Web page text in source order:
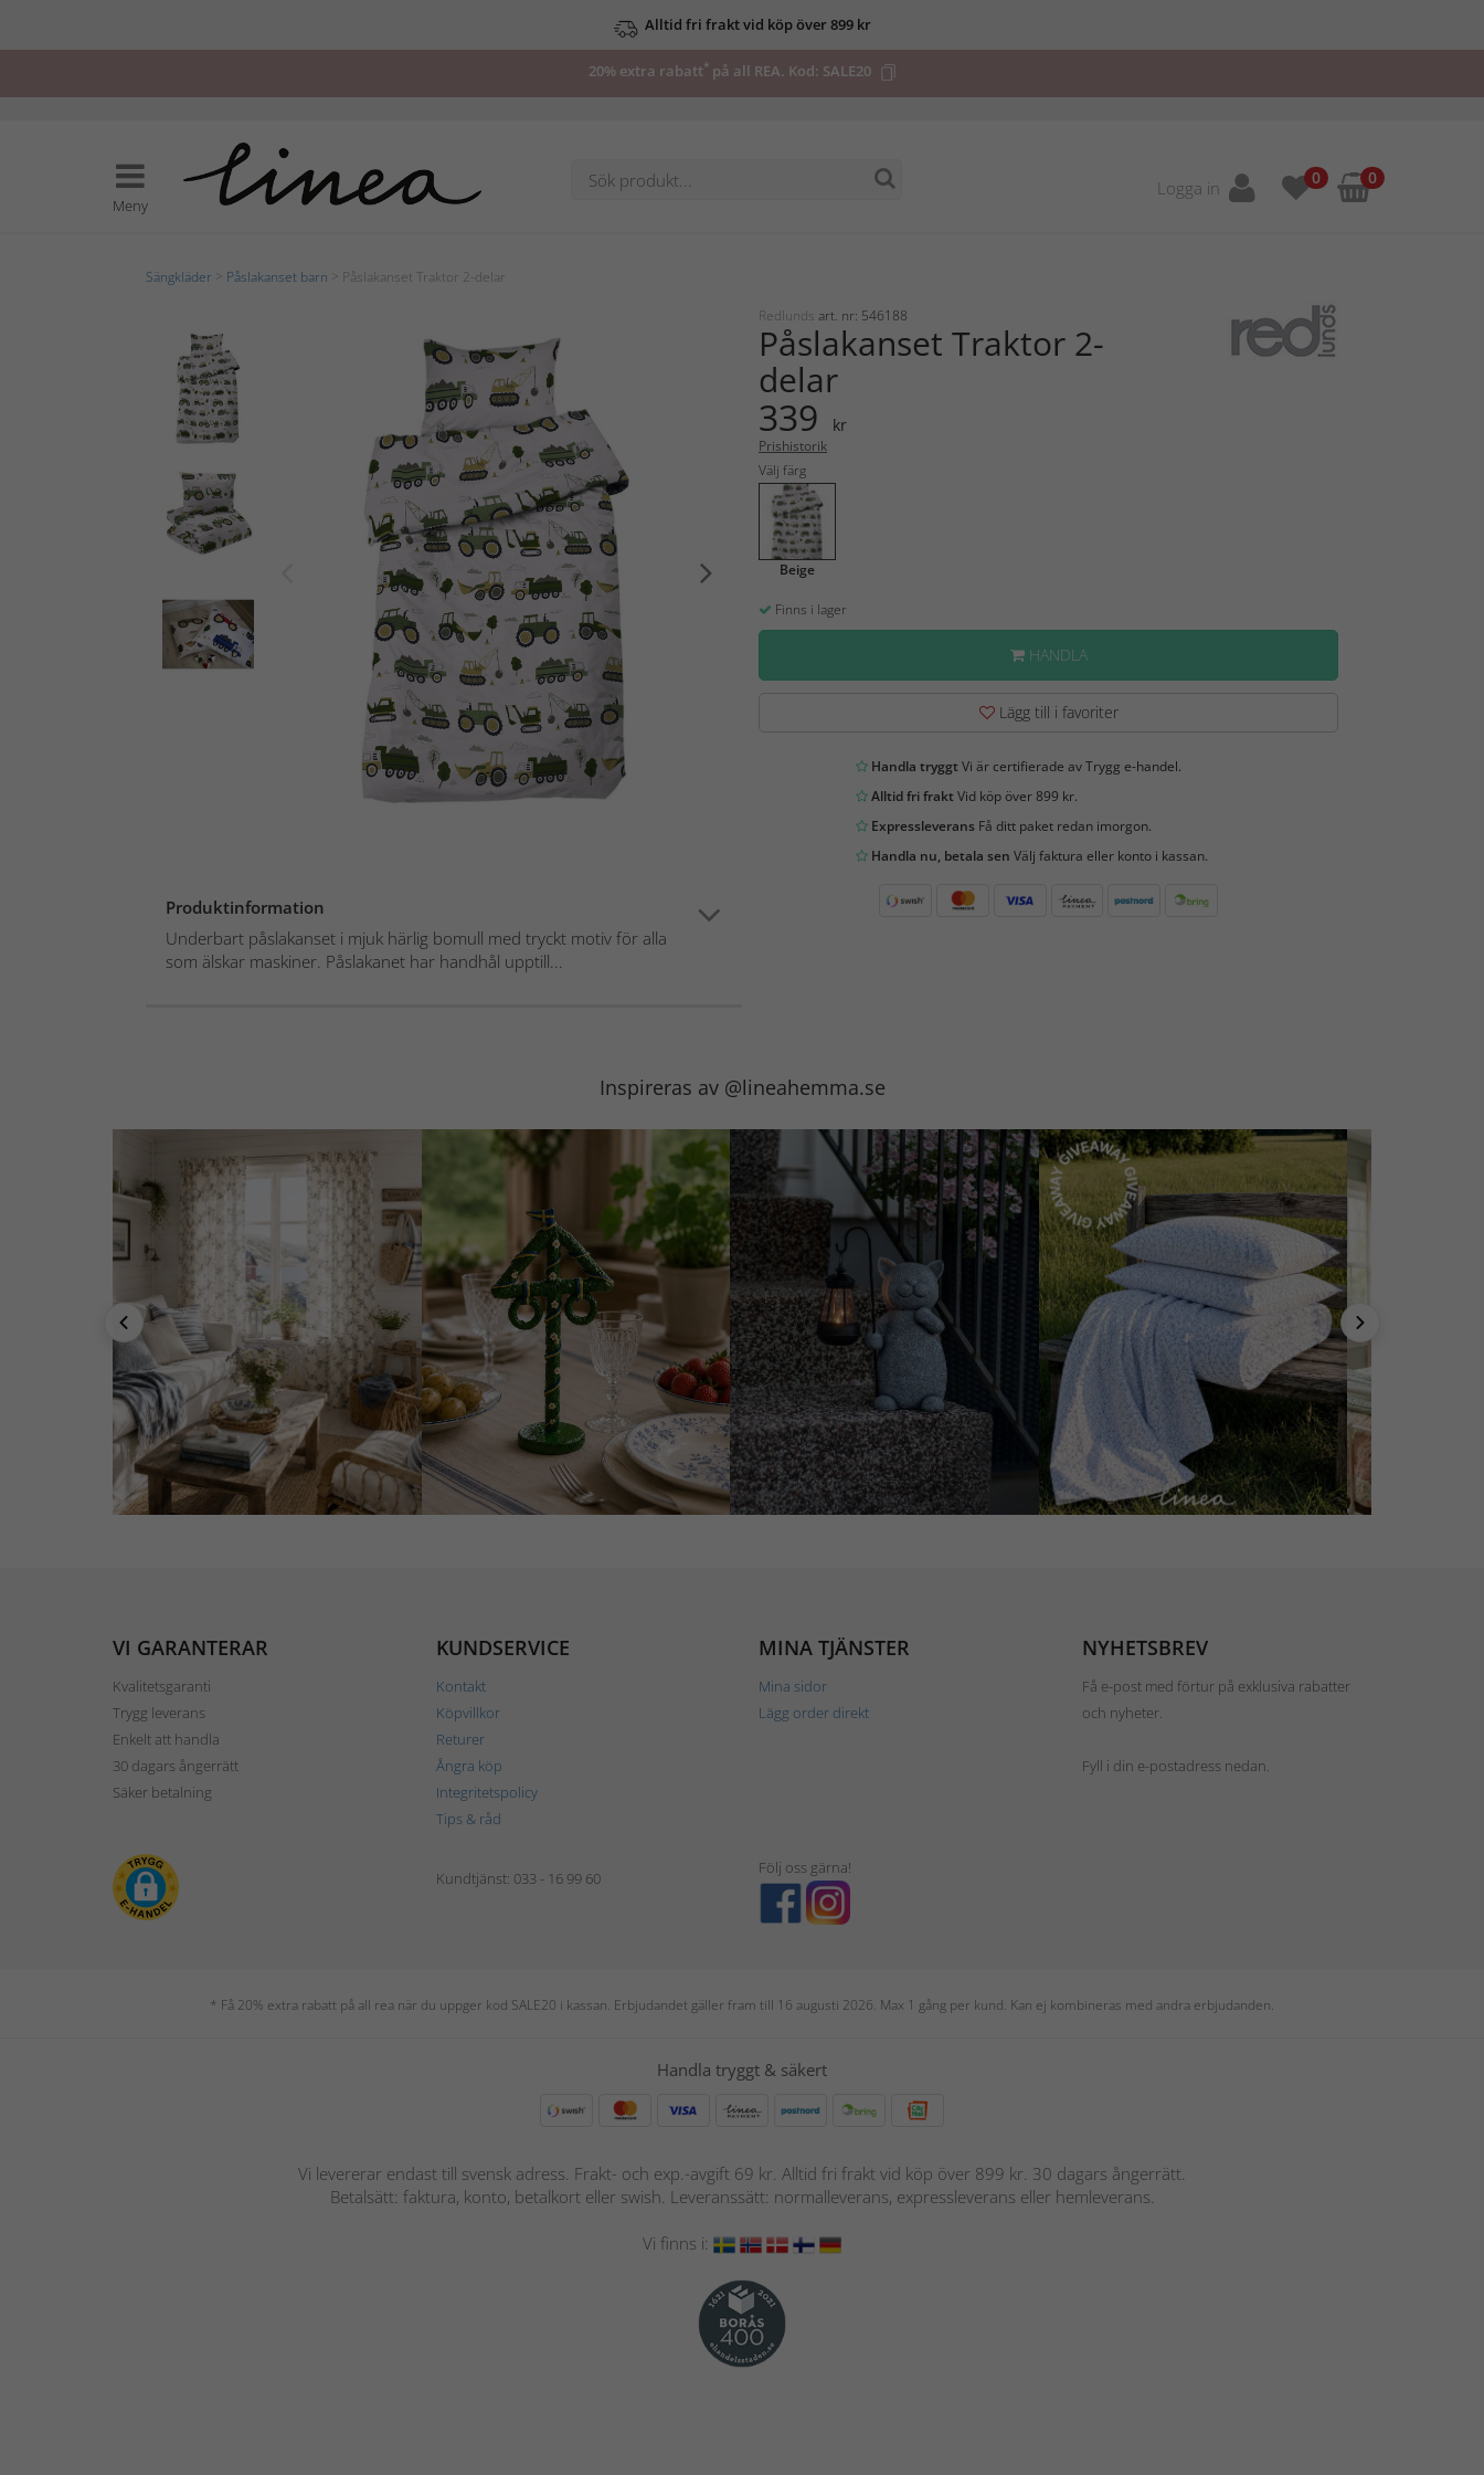
Alltid fri frakt vid köp över 899 kr
20% extra rabatt*på all REA. Kod: SALE20
Meny
Logga in 0 0
Sängkläder Påslakanset barn > Påslakanset Traktor 2-delar
Produktinformation
Underbart påslakanset i mjuk härlig bomull med tryckt motiv för alla
som älskar maskiner. Påslakanet har handhål upptill...
Redlunds art. nr: 546188
Påslakanset Traktor 2-
delar
339 kr
Prishistorik
Välj färg
Beige
Finns i lager
HANDLA
Lägg till i favoriter
Handla tryggtVi är certifierade av Trygg e-handel.
Alltid fri fraktVid köp över 899 kr.
ExpressleveransFå ditt paket redan imorgon.
Handla nu, betala sen Välj faktura eller konto i kassan.
Inspireras av @lineahemma.se
VI GARANTERAR
Kvalitetsgaranti
Trygg leverans
Enkelt att handla
30 dagars ångerrätt
Säker betalning
KUNDSERVICE
Kontakt
Köpvillkor
Returer
Ångra köp
Integritetspolicy
Tips & råd
MINA TJÄNSTER
Mina sidor
Lägg order direkt
NYHETSBREV
Få e-post med förtur på exklusiva rabatter
och nyheter.
Fyll i din e-postadress nedan.
Kundtjänst: 033 - 16 99 60
Följ oss gärna!
* Få 20% extra rabatt på all rea när du uppger kod SALE20 i kassan. Erbjudandet gäller fram till 16 augusti 2026. Max 1 gång per kund. Kan ej kombineras med andra erbjudanden.
Handla tryggt & säkert
Vi levererar endast till svensk adress. Frakt- och exp.-avgift 69 kr. Alltid fri frakt vid köp över 899 kr. 30 dagars ångerrätt.
Betalsätt: faktura, konto, betalkort eller swish. Leveranssätt: normalleverans, expressleverans eller hemleverans.
Vi finns i: